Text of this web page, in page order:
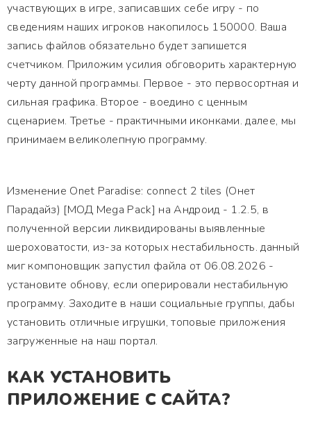
участвующих в игре, записавших себе игру - по
сведениям наших игроков накопилось 150000. Ваша
запись файлов обязательно будет запишется
счетчиком. Приложим усилия обговорить характерную
черту данной программы. Первое - это первосортная и
сильная графика. Второе - воедино с ценным
сценарием. Третье - практичными иконками. далее, мы
принимаем великолепную программу.
Изменение Onet Paradise: connect 2 tiles (Онет
Парадайз) [МОД Mega Pack] на Андроид - 1.2.5, в
полученной версии ликвидированы выявленные
шероховатости, из-за которых нестабильность. данный
миг компоновщик запустил файла от 06.08.2026 -
установите обнову, если оперировали нестабильную
программу. Заходите в наши социальные группы, дабы
установить отличные игрушки, топовые приложения
загруженные на наш портал.
КАК УСТАНОВИТЬ
ПРИЛОЖЕНИЕ С САЙТА?